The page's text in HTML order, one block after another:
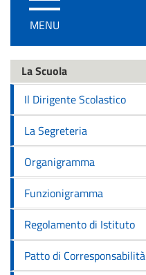
/
disattiva
navigazione
MENU
La Scuola
Il Dirigente Scolastico
La Segreteria
Organigramma
Funzionigramma
Regolamento di Istituto
Patto di Corresponsabilità